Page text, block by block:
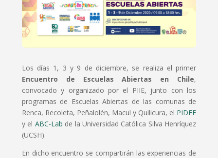
Los días 1, 3 y 9 de diciembre, se realiza el primer
Encuentro de Escuelas Abiertas en Chile,
convocado y organizado por el PIIE, junto con los
programas de Escuelas Abiertas de las comunas de
Renca, Recoleta, Peñalolén, Macul y Quilicura, el PIDEE
y el ABC-Lab de la Universidad Católica Silva Henríquez
(UCSH).
En dicho encuentro se compartirán las experiencias de